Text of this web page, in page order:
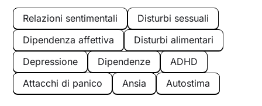
Relazioni sentimentali
Disturbi sessuali
Dipendenza affettiva
Disturbi alimentari
Depressione
Dipendenze
ADHD
Attacchi di panico
Ansia Autostima